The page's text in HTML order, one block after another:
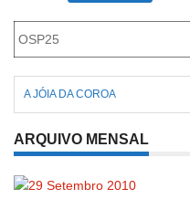
Roriz
A JÓIA DA COROA
ARQUIVO MENSAL